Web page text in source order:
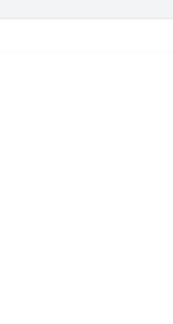
Développer et
Biens